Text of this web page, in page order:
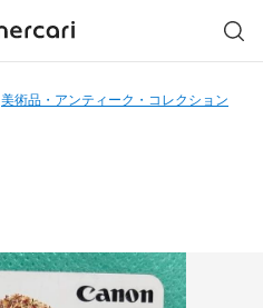
美術品・アンティーク・コレクション